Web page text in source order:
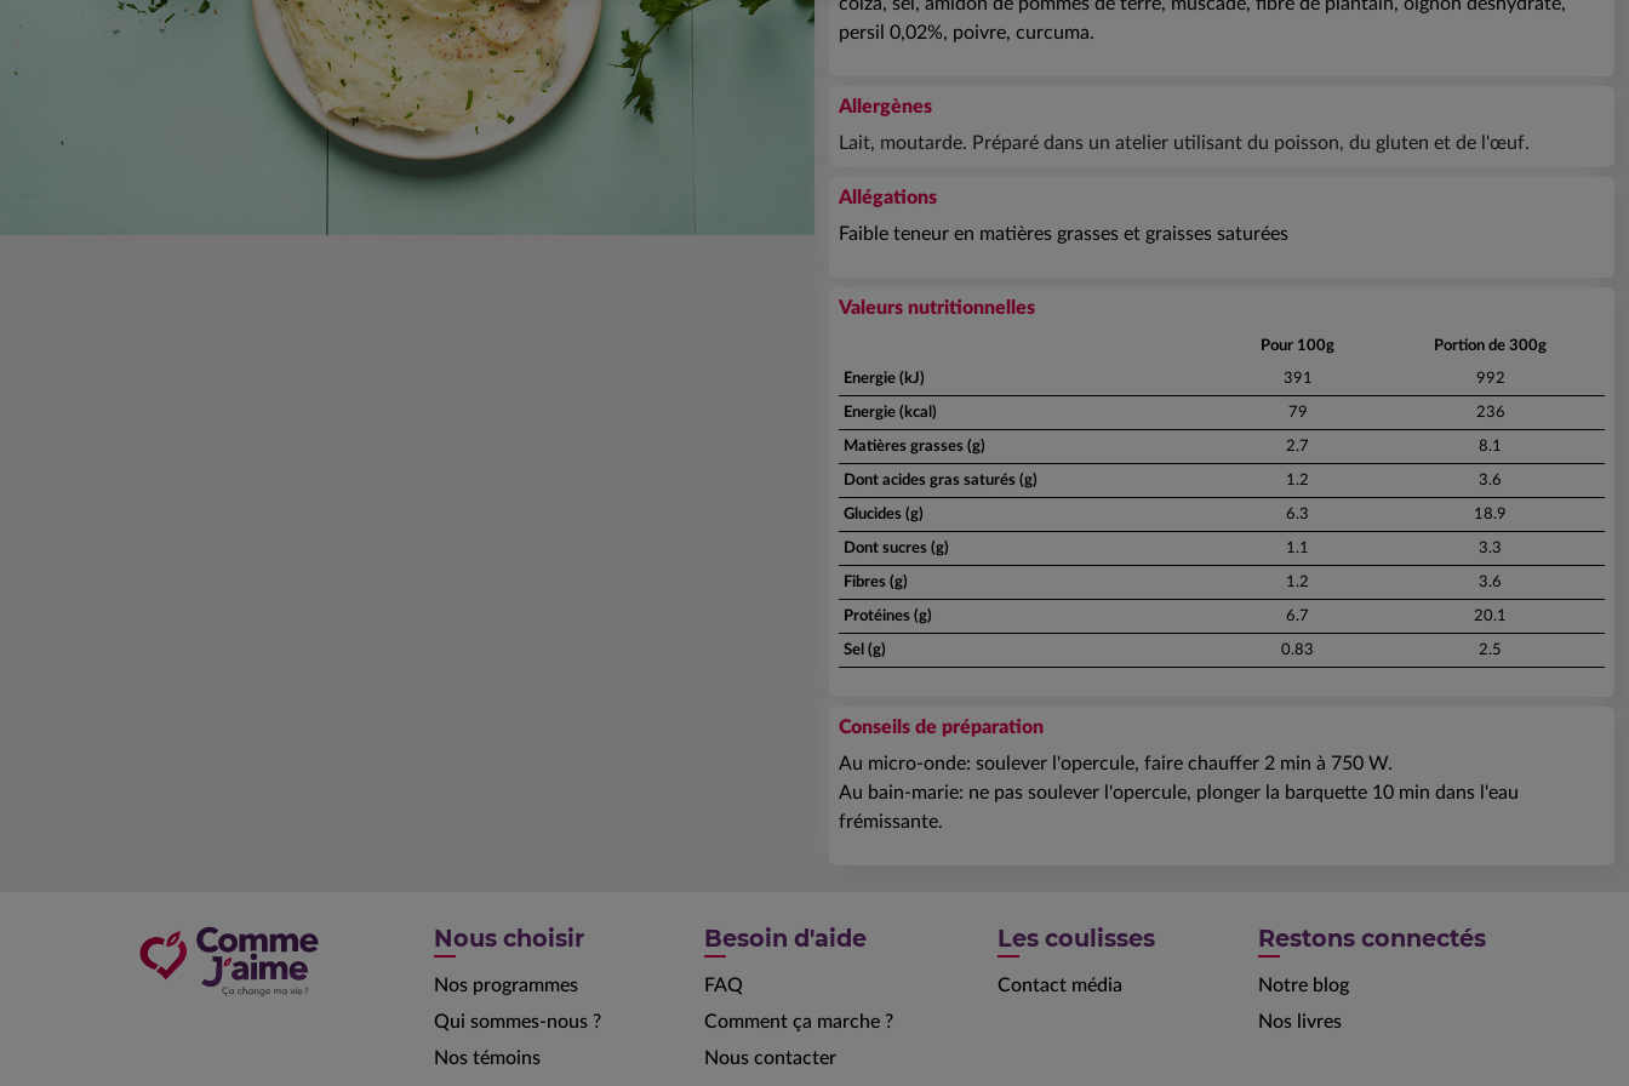
colza, sel, amidon de pommes de terre, muscade, fibre de plantain, oignon déshydraté,
persil 0,02%, poivre, curcuma.
Allergènes
Lait, moutarde. Préparé dans un atelier utilisant du poisson, du gluten et de l'œuf.
Allégations
Faible teneur en matières grasses et graisses saturées
Valeurs nutritionnelles
Pour 100g Portion de 300g
Energie (kJ) 391 992
Energie (kcal) 79 236
Matières grasses (g) 2.7 8.1
Dont acides gras saturés (g) 1.2 3.6
Glucides (g) 6.3 18.9
Dont sucres (g) 1.1 3.3
Fibres (g) 1.2 3.6
Protéines (g) 6.7 20.1
Sel (g) 0.83 2.5
Conseils de préparation
Au micro-onde: soulever l'opercule, faire chauffer 2 min à 750 W.
Au bain-marie: ne pas soulever l'opercule, plonger la barquette 10 min dans l'eau
frémissante.
Nous choisir
Nos programmes
Qui sommes-nous ?
Nos témoins
Besoin d'aide
FAQ
Comment ça marche ?
Nous contacter
Les coulisses
Contact média
Restons connectés
Notre blog
Nos livres